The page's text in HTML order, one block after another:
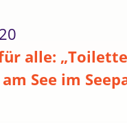
alle:
See im